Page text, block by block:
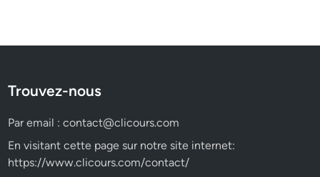
Trouvez-nous
Par email :contact@clicours.com
En visitant cette page sur notre site internet:
https://www.clicours.com/contact/